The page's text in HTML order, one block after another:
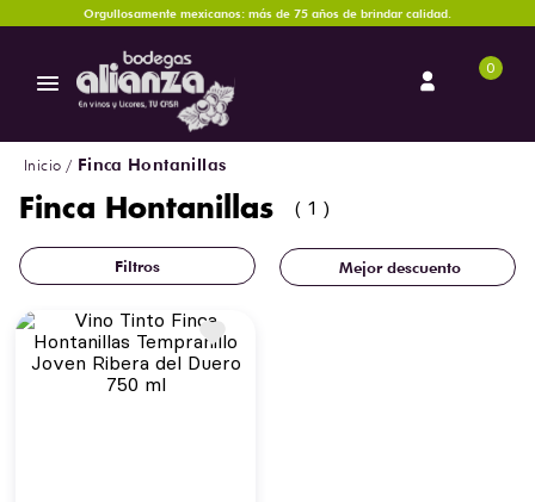
Orgullosamente mexicanos: más de 75 años de brindar calidad.
0
Finca Hontanillas
Finca Hontanillas 1
Mejor descuento